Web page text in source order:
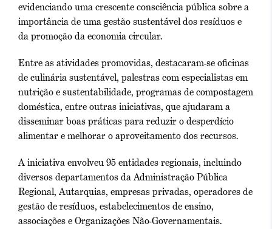
evidenciando uma crescente consciência pública sobre a
importância de uma gestão sustentável dos resíduos e
da promoção da economia circular.
Entre as atividades promovidas, destacaram-se oficinas
de culinária sustentável, palestras com especialistas em
nutrição e sustentabilidade, programas de compostagem
doméstica, entre outras iniciativas, que ajudaram a
disseminar boas práticas para reduzir o desperdício
alimentar e melhorar o aproveitamento dos recursos.
A iniciativa envolveu 95 entidades regionais, incluindo
diversos departamentos da Administração Pública
Regional, Autarquias, empresas privadas, operadores de
gestão de resíduos, estabelecimentos de ensino,
associações e Organizações Não-Governamentais.